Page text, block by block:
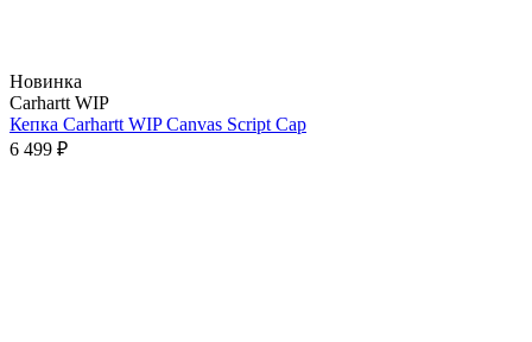
Новинка
Carhartt WIP
Кепка Carhartt WIP Canvas Script Cap
6 499 ₽